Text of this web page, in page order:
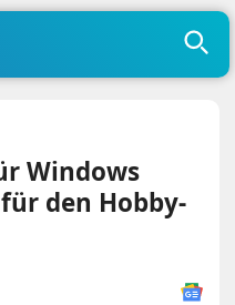
Windows
den Hobby-